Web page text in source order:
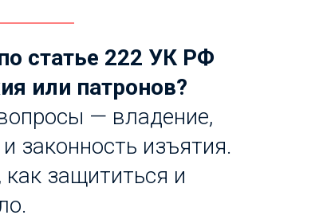
статье 222 УК РФ
или патронов?
— владение,
законность изъятия.
защититься и